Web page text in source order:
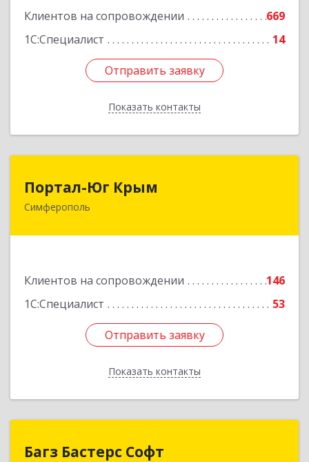
Клиентов на сопровождении
669
1С:Специалист
14
Отправить заявку
Показать контакты
Отправить заявку
Назад
Портал-Юг Крым
Симферополь
Клиентов на сопровождении
146
1С:Специалист
53
Отправить заявку
Показать контакты
295015, Крым Респ, Симферополь г, Козлова ул,
Отправить заявку
Назад
Багз Бастерс Софт
Багз Бастерс Софт